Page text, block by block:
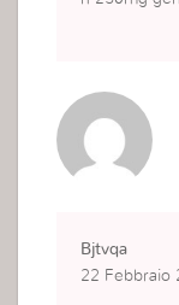
Bjtvqa
22 Febbraio